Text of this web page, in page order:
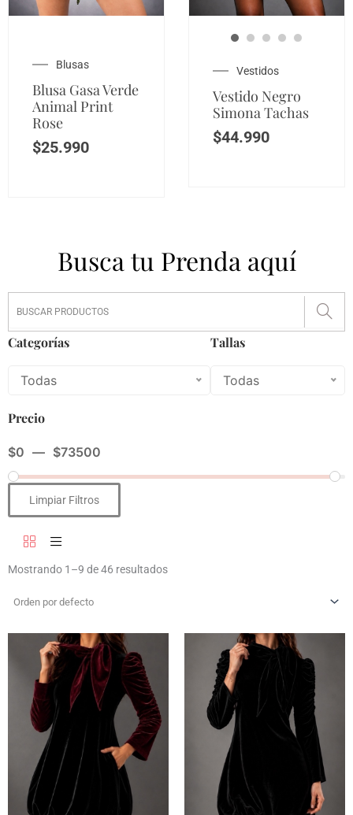
Blusas
Blusa Gasa Verde
Animal Print
Rose
$25.990
Vestidos
Vestido Negro
Simona Tachas
$44.990
Busca tu Prenda aquí
Categorías
Todas
Tallas
Todas
Precio
$0 — $73500
Limpiar Filtros
Mostrando 1–9 de 46 resultados